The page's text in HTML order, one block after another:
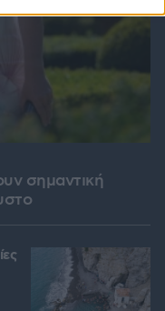
σημαντική